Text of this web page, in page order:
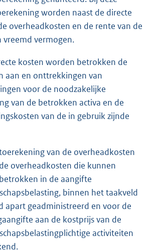
worden naast de directe
overheadkosten en de rente van de
vreemd vermogen.
kosten worden betrokken de
aan en onttrekkingen van
voor de noodzakelijke
van de betrokken activa en de
van de in gebruik zijnde
van de overheadkosten
overheadkosten die kunnen
in de aangifte
binnen het taakveld
apart geadministreerd en voor de
aan de kostprijs van de
activiteiten